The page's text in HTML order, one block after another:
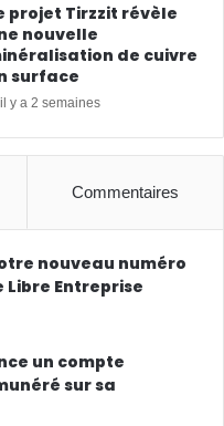
projet Tirzzit révèle
nouvelle
de cuivre
surface
il y a 2 semaines
Commentaires
nouveau numéro
Libre Entreprise
un compte
sur sa